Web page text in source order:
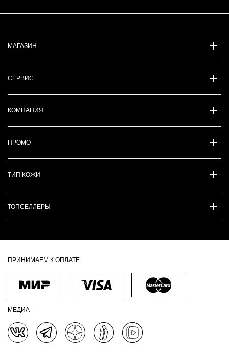
МАГАЗИН
СЕРВИС
КОМПАНИЯ
ПРОМО
ТИП КОЖИ
ТОПСЕЛЛЕРЫ
ПРИНИМАЕМ К ОПЛАТЕ
МЕДИА